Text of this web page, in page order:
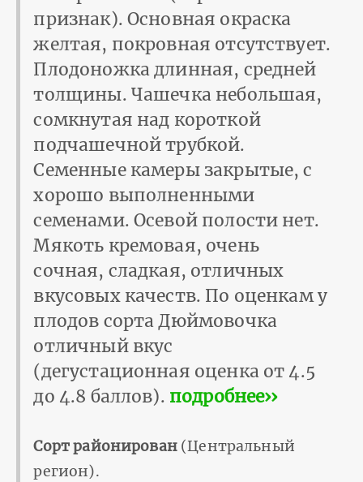
признак). Основная окраска
желтая, покровная отсутствует.
Плодоножка длинная, средней
толщины. Чашечка небольшая,
сомкнутая над короткой
подчашечной трубкой.
Семенные камеры закрытые, с
хорошо выполненными
семенами. Осевой полости нет.
Мякоть кремовая, очень
сочная, сладкая, отличных
вкусовых качеств. По оценкам у
плодов сорта Дюймовочка
отличный вкус
(дегустационная оценка от 4.5
до 4.8 баллов). подробнее››
Сорт районирован(Центральный
регион).